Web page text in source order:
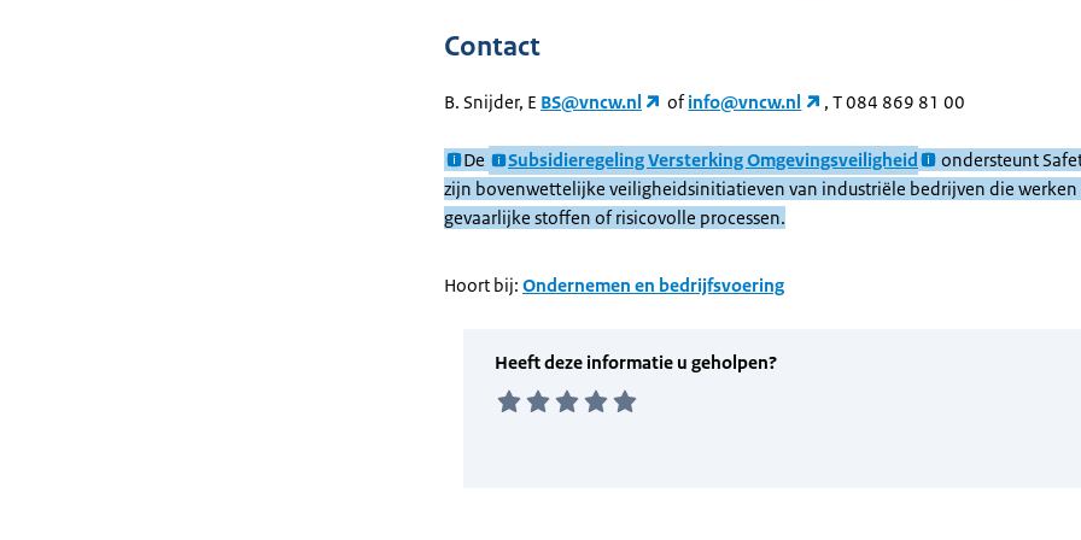
Contact
B. Snijder, E BS@vncw.nl ofinfo@vncw.nl , T 084 869 81 00
De Subsidieregeling Versterking Omgevingsveiligheid
ondersteunt
zijn bovenwettelijke veiligheidsinitiatieven van industriële bedrijven die werken
gevaarlijke stoffen of risicovolle processen.
Hoort bij: Ondernemen en bedrijfsvoering